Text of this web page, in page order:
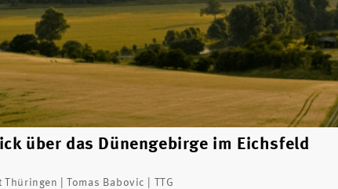
über das Dünengebirge im Eichsfeld
| Tomas Babovic | TTG